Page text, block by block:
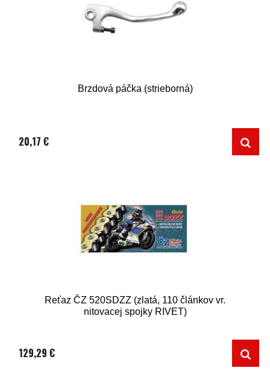
Brzdová páčka (strieborná)
20,17 €
Reťaz ČZ 520SDZZ (zlatá, 110 článkov vr.
nitovacej spojky RIVET)
129,29 €